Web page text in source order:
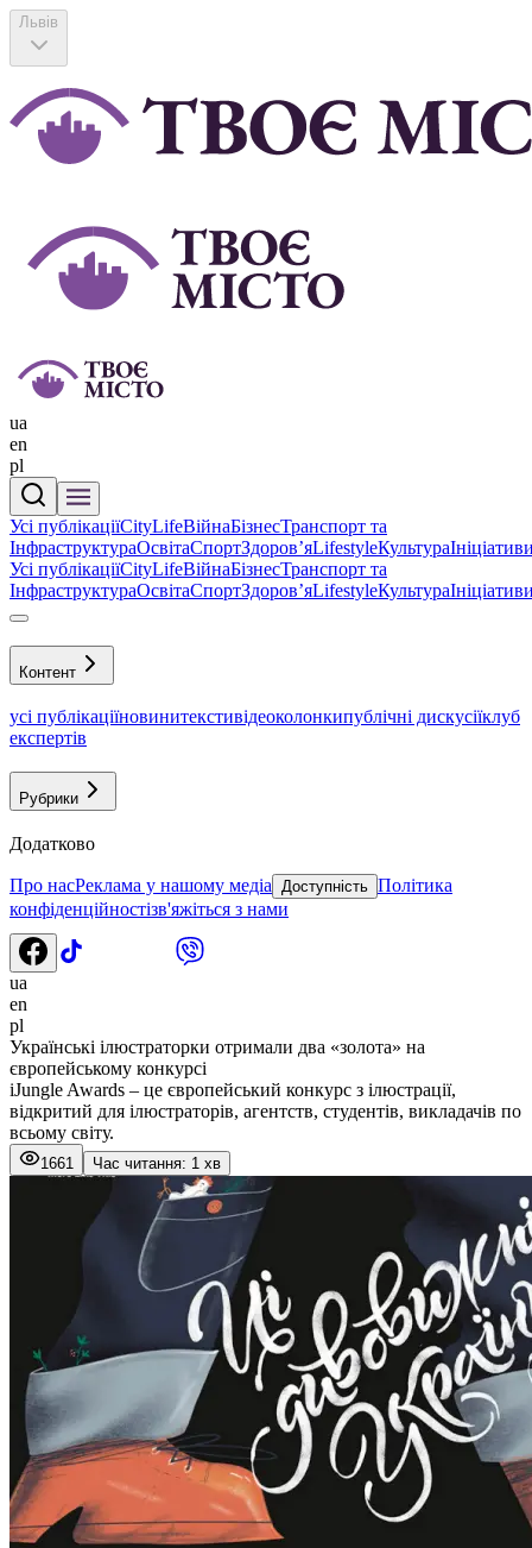
Львів
ua
en
pl
Усі публікаціїCityLifeВійнаБізнесТранспорт та
ІнфраструктураОсвітаСпортЗдоровʼяLifestyleКультура
Усі публікаціїCityLifeВійнаБізнесТранспорт та
ІнфраструктураОсвітаСпортЗдоровʼяLifestyleКультура
Контент
усі публікаціїновинитекстивідеоколонкипублічні дискусіїклуб
експертів
Рубрики
Додатково
Про насРеклама у нашому медіа Доступність Політика
конфіденційностізв'яжіться з нами
ua
en
pl
Українські ілюстраторки отримали два «золота» на
європейському конкурсі
iJungle Awards – це європейський конкурс з ілюстрації,
відкритий для ілюстраторів, агентств, студентів, викладачів по
всьому світу.
1661 Час читання: 1 хв